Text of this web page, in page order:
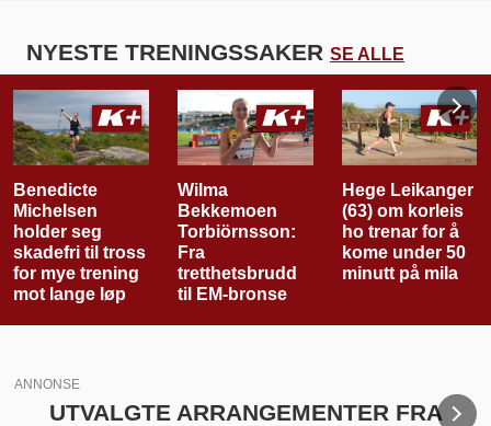
NYESTE TRENINGSSAKER SE ALLE
Wilma
Bekkemoen
Torbiörnsson:
Fra
tretthetsbrudd
til EM-bronse
Hege Leikanger
(63) om korleis
ho trenar for å
kome under 50
minutt på mila
Har vi blitt for
opptatt av
løpeteknikk?
ANNONSE
UTVALGTE ARRANGEMENTER FRA